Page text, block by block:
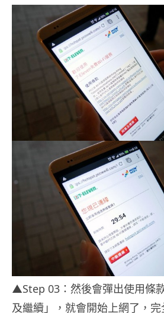
▲Step 03：然後會彈出使用條
及繼續」，就會開始上網了，